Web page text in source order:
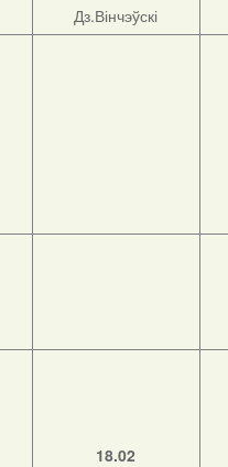
Дз.Вінчэўскі
18.02